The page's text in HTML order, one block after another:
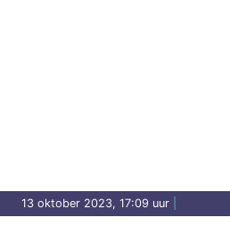
13 oktober 2023, 17:09 uur